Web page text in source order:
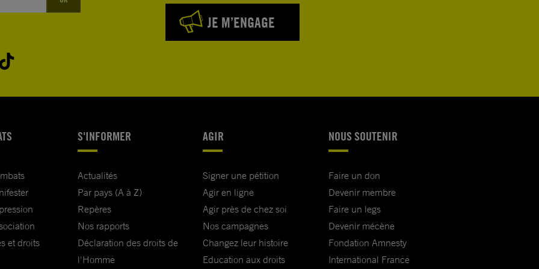
de
JE M’ENGAGE
et droits
S'INFORMER
Actualités
Par pays (A à Z)
Repères
Nos rapports
Déclaration des droits de
l'Homme
AGIR
Signer une pétition
Agir en ligne
Agir près de chez soi
Nos campagnes
Changez leur histoire
Education aux droits
NOUS SOUTENIR
Faire un don
Devenir membre
Faire un legs
Devenir mécène
Fondation Amnesty
International France